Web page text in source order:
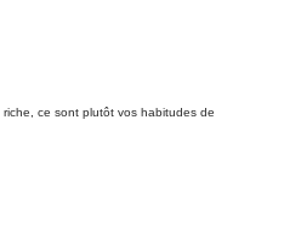
ce sont plutôt vos habitudes de